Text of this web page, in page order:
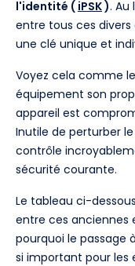
l'identité ( iPSK). Au
entre tous ces divers
une clé unique et
Voyez cela comme
équipement son
appareil est
Inutile de perturber
contrôle
sécurité courante.
Le tableau ci-
entre ces anciennes
pourquoi le passage
si important pour les